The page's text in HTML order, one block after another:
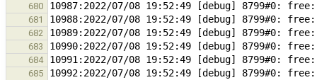
680
681
682
683
684
685